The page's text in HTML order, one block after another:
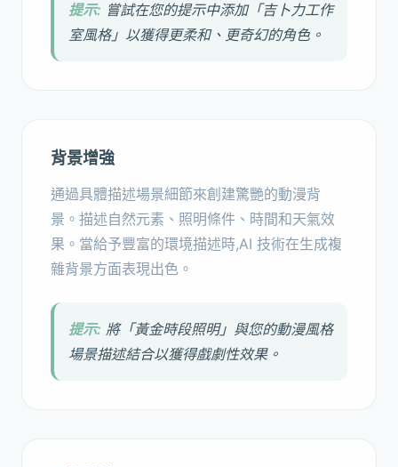
提示: 嘗試在您的提示中添加「吉卜力工作
室風格」以獲得更柔和、更奇幻的角色。
背景增強
通過具體描述場景細節來創建驚艷的動漫背
景。描述自然元素、照明條件、時間和天氣效
果。當給予豐富的環境描述時,AI 技術在生成複
雜背景方面表現出色。
提示: 將「黃金時段照明」與您的動漫風格
場景描述結合以獲得戲劇性效果。